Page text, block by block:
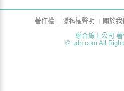
著作權 隱私權聲明 關於我
聯合線上公司 著
© udn.com All